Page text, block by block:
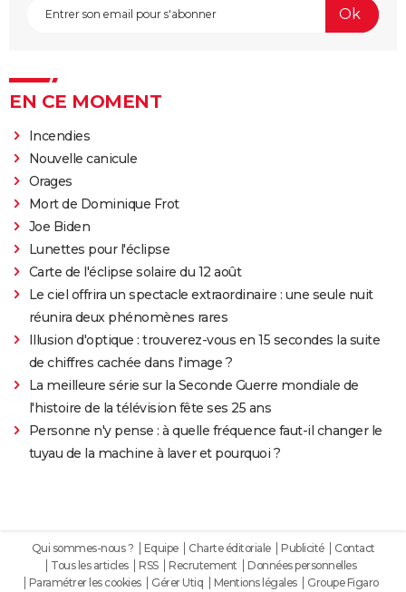
EN CE MOMENT
Incendies
Nouvelle canicule
Orages
Mort de Dominique Frot
Joe Biden
Lunettes pour l'éclipse
Carte de l'éclipse solaire du 12 août
Le ciel offrira un spectacle extraordinaire : une seule nuit
réunira deux phénomènes rares
Illusion d'optique : trouverez-vous en 15 secondes la suite
de chiffres cachée dans l'image ?
La meilleure série sur la Seconde Guerre mondiale de
l'histoire de la télévision fête ses 25 ans
Personne n'y pense : à quelle fréquence faut-il changer le
tuyau de la machine à laver et pourquoi ?
Qui sommes-nous ? Equipe Charte éditoriale Publicité
Contact
Tous les articles
RSS Recrutement
Données personnelles
Paramétrer les cookies
Gérer Utiq Mentions légales Groupe Figaro